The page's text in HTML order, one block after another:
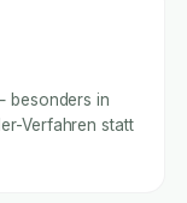
besonders in
Verfahren statt